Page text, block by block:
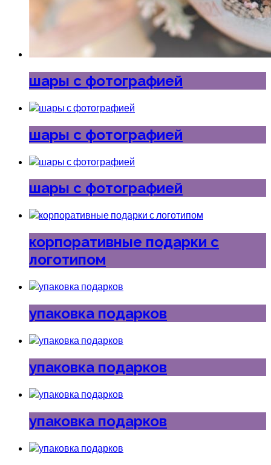
шары с фотографией
шары с фотографией
шары с фотографией
корпоративные подарки с
логотипом
упаковка подарков
упаковка подарков
упаковка подарков